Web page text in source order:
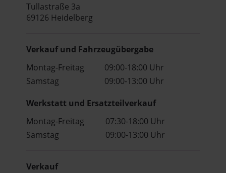
Tullastraße 3a
69126 Heidelberg
Verkauf und Fahrzeugübergabe
Montag-Freitag
09:00-18:00 Uhr
Samstag
09:00-13:00 Uhr
Werkstatt und Ersatzteilverkauf
Montag-Freitag
07:30-18:00 Uhr
Samstag
09:00-13:00 Uhr
Verkauf